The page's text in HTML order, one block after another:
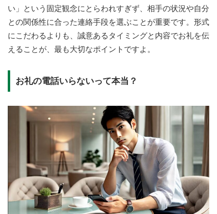
い」という固定観念にとらわれすぎず、相手の状況や自分
との関係性に合った連絡手段を選ぶことが重要です。形式
にこだわるよりも、誠意あるタイミングと内容でお礼を伝
えることが、最も大切なポイントですよ。
お礼の電話いらないって本当？